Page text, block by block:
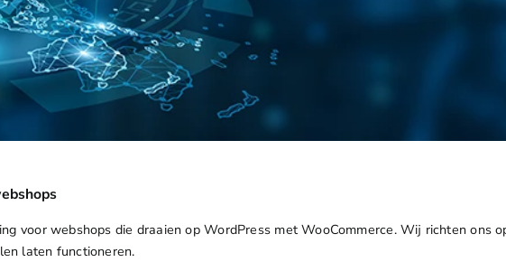
voor webshops die draaien op WordPress met WooCommerce. Wij richten ons
laten functioneren.